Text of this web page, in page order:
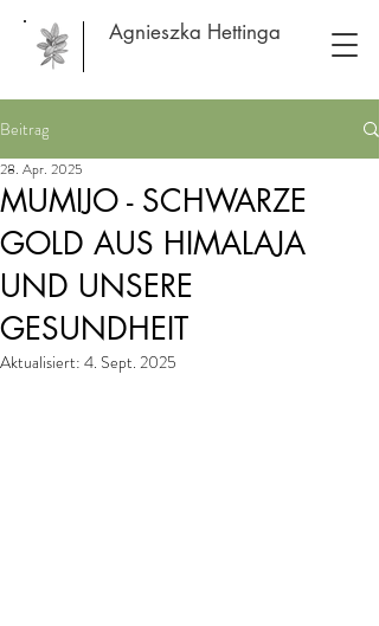
Agnieszka Hettinga
Beitrag
MUMIJO - SCHWARZE
GOLD AUS HIMALAJA
UND UNSERE
GESUNDHEIT
28. Apr. 2025
Aktualisiert: 4. Sept. 2025